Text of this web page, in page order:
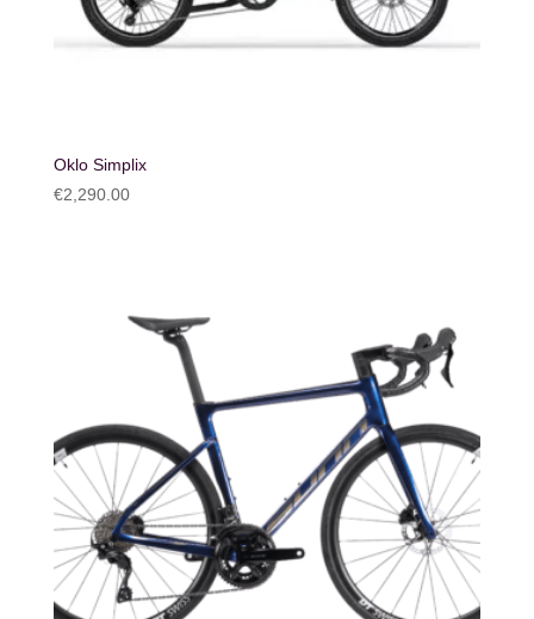
Oklo Simplix
€2,290.00